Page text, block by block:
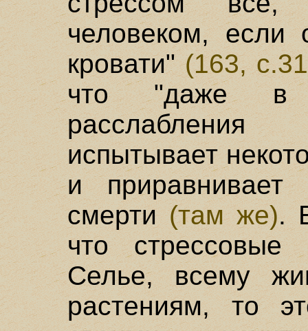
человеком,
кровати"(163,
что "даже в
испытывает
и приравнивает
смерти (там же).
что
Селье, всему
растениям, то